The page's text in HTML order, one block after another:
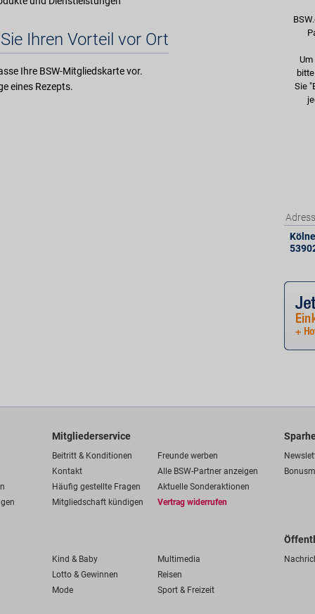
Ihren Vorteil vor Ort
Ihre BSW-Mitgliedskarte vor.
eines Rezepts.
Sie
Mitgliederservice
Beitritt & Konditionen
Freunde werben
Kontakt
Alle BSW-Partner anzeigen
Häufig gestellte Fragen
Aktuelle Sonderaktionen
Mitgliedschaft kündigen
Vertrag widerrufen
Kind & Baby
Multimedia
Lotto & Gewinnen
Reisen
Mode
Sport & Freizeit